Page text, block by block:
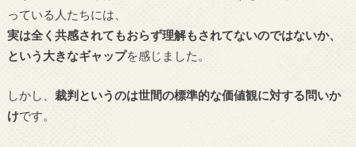
っている人たちには、
実は全く共感されてもおらず理解もされてないのではないか、
という大きなギャップを感じました。
しかし、 裁判というのは世間の標準的な価値観に対する問いか
けです。